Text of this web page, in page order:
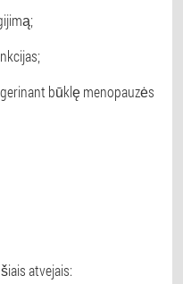
būklę menopauzės
atvejais: